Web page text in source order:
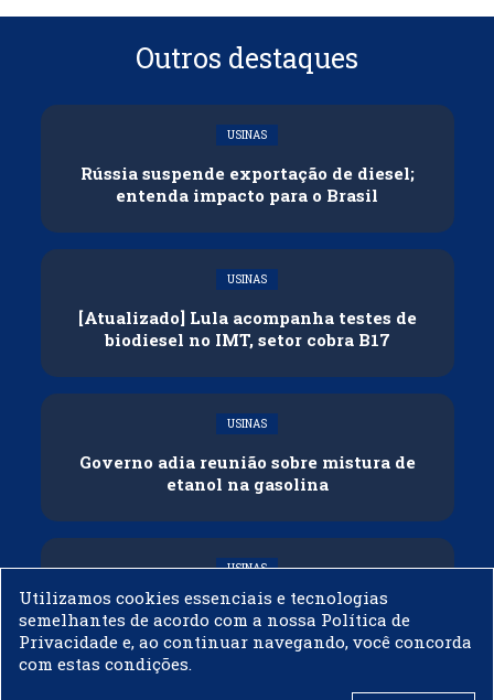
Outros destaques
USINAS
Rússia suspende exportação de diesel;
entenda impacto para o Brasil
USINAS
[Atualizado] Lula acompanha testes de
biodiesel no IMT, setor cobra B17
USINAS
Governo adia reunião sobre mistura de
etanol na gasolina
USINAS
CNPE veda importação de biodiesel
Utilizamos cookies essenciais e tecnologias
semelhantes de acordo com a nossa Política de
Privacidade e, ao continuar navegando, você concorda
com estas condições.